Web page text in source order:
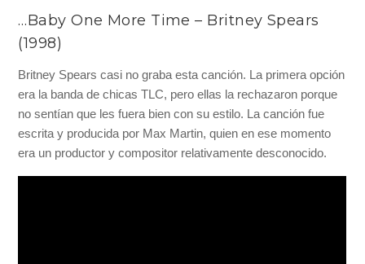
…Baby One More Time – Britney Spears
(1998)
Britney Spears casi no graba esta canción. La primera opción
era la banda de chicas TLC, pero ellas la rechazaron porque
no sentían que les fuera bien con su estilo. La canción fue
escrita y producida por Max Martin, quien en ese momento
era un productor y compositor relativamente desconocido.